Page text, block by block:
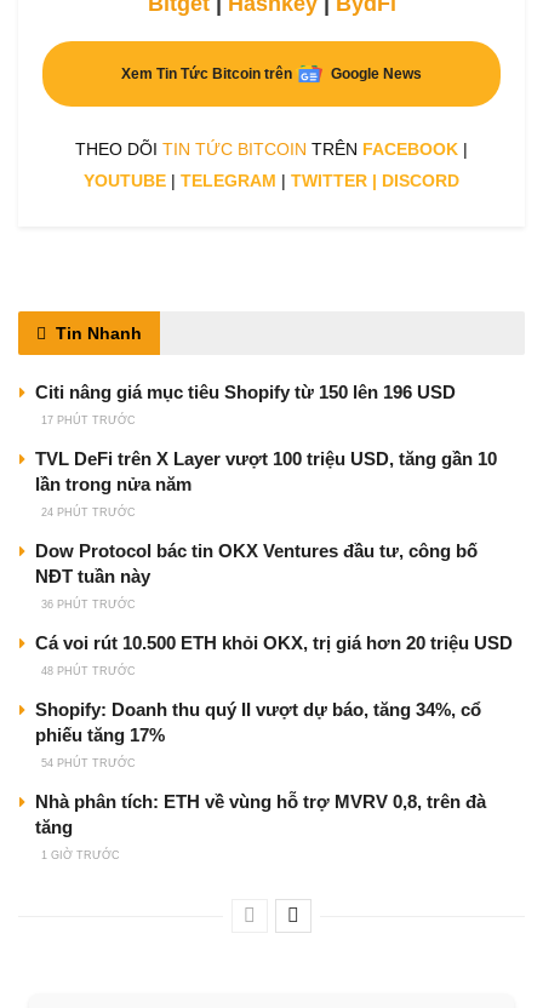
Xem Tin Tức Bitcoin trên Google News
THEO DÕI TIN TỨC BITCOIN TRÊN FACEBOOK |
YOUTUBE | TELEGRAM | TWITTER | DISCORD
Tin Nhanh
Citi nâng giá mục tiêu Shopify từ 150 lên 196 USD
17 PHÚT TRƯỚC
TVL DeFi trên X Layer vượt 100 triệu USD, tăng gần 10
lần trong nửa năm
24 PHÚT TRƯỚC
Dow Protocol bác tin OKX Ventures đầu tư, công bố
NĐT tuần này
36 PHÚT TRƯỚC
Cá voi rút 10.500 ETH khỏi OKX, trị giá hơn 20 triệu USD
48 PHÚT TRƯỚC
Shopify: Doanh thu quý II vượt dự báo, tăng 34%, cổ
phiếu tăng 17%
54 PHÚT TRƯỚC
Nhà phân tích: ETH về vùng hỗ trợ MVRV 0,8, trên đà
tăng
1 GIỜ TRƯỚC